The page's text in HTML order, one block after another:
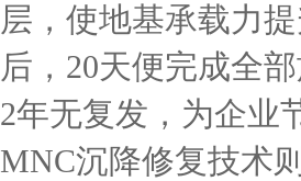
层，使地基承载力
后，20天便完成全
2年无复发，为企业
MNC沉降修复技术